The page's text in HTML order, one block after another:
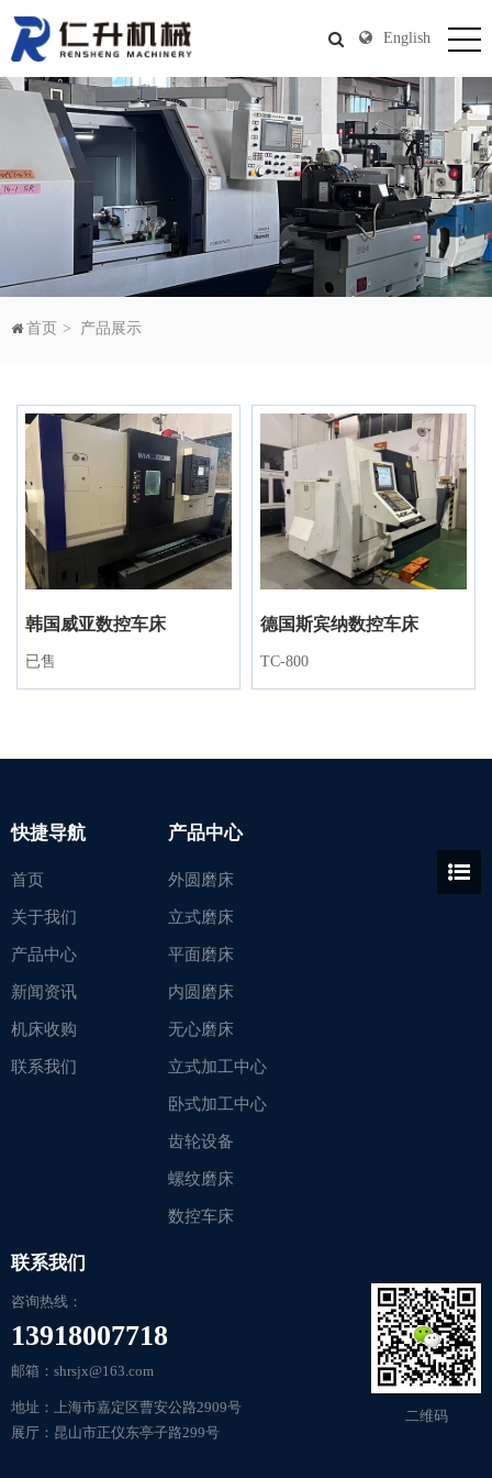
English
首页 产品展示
韩国威亚数控车床
已售
德国斯宾纳数控车床
TC-800
快捷导航
首页
关于我们
产品中心
新闻资讯
机床收购
联系我们
产品中心
外圆磨床
立式磨床
平面磨床
内圆磨床
无心磨床
立式加工中心
卧式加工中心
齿轮设备
螺纹磨床
数控车床
联系我们
咨询热线：
13918007718
邮箱：shrsjx@163.com
地址：上海市嘉定区曹安公路2909号
展厅：昆山市正仪东亭子路299号
二维码